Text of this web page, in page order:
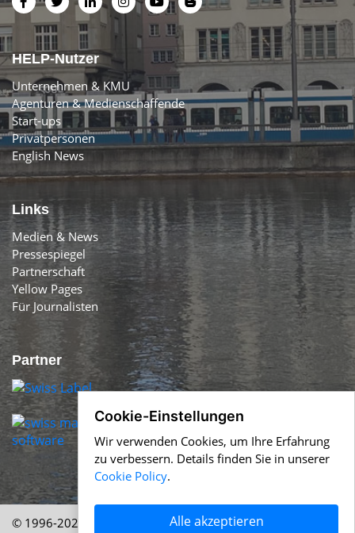
HELP-Nutzer
Unternehmen & KMU
Agenturen & Medienschaffende
Start-ups
Privatpersonen
English News
Links
Medien & News
Pressespiegel
Partnerschaft
Yellow Pages
Für Journalisten
Partner
© 1996-2026 Swiss-Press.com & Help.ch Über uns
Cookie-Einstellungen
Wir verwenden Cookies, um Ihre Erfahrung
zu verbessern. Details finden Sie in unserer
Cookie Policy.
Alle akzeptieren